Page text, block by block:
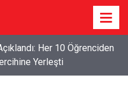
Her 10 Öğrenciden
Yerleşti